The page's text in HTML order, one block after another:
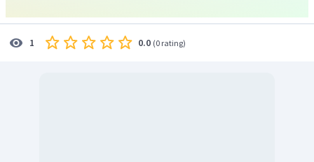
1 0.0 (0 rating)